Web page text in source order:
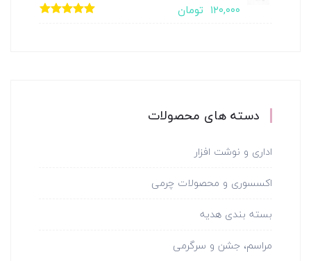
۱۲۰,۰۰۰ تومان
دسته های محصولات
اداری و نوشت افزار
اکسسوری و محصولات چرمی
بسته بندی هدیه
مراسم، جشن و سرگرمی